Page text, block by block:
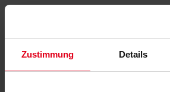
Zustimmung Details